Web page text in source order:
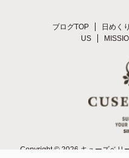
ブログTOP 日めく
US
Copyright © 2026 キューズベリ